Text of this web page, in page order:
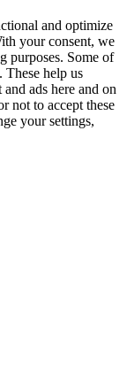
and optimize
your consent, we
purposes. Some of
These help us
ads here and on
not to accept these
your settings,